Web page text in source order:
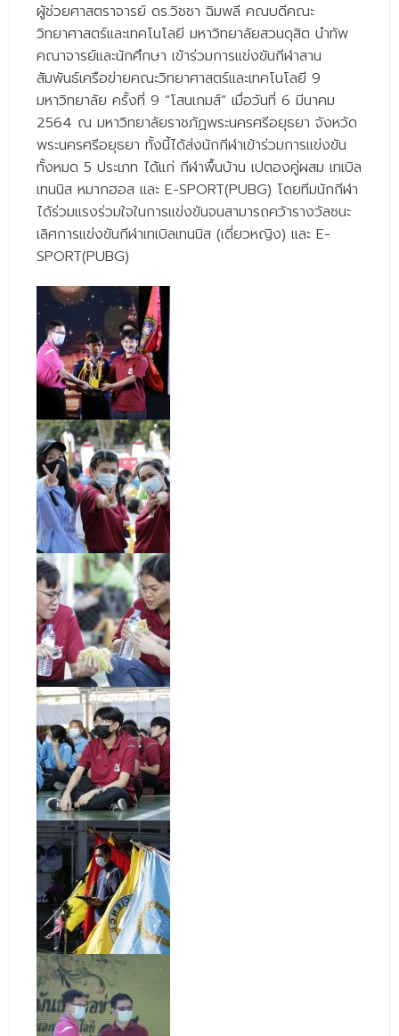
- ศึกษาศาสตรบัณฑิต
- - วิทยาศาสตร์ทั่วไป
- เทคโนโลยีบัณฑิต
- - เทคโนโลยีสารสนเทศ
ศูนย์บริการ
- ศูนย์เครื่องมือปฏิบัติการวิทยาศาสตร์
- ศูนย์สิ่งแวดล้อม
สหกิจศึกษา
ข่าว
- ข่าวประชาสัมพันธ์
- กิจกรรม
- ข่าวประชาสัมพันธ์ภายนอก
- ทุน/สมัครงาน/ศึกษาต่อ
วารสารคณะ
ผลงานคณะ
- ฐานข้อมูลงานวิจัย
- การจัดการความรู้ (KM Scitech)
- โครงการบริหารจัดการพื้นที่ 10 ไร่ ด้านหลังโรงสีข้าว
สวนดุสิต จังหวัดปราจีนบุรี
- โครงการส่งเสริมการปลูกกล้วยเล็บมือนางฯ
- ผลงาน/รางวัล
- SDU Zero Waste
- งานวิจัย/นวัตกรรม
ติดต่อเรา
ผู้ช่วยศาสตราจารย์ ดร.วิชชา ฉิมพลี คณบดีคณะ
วิทยาศาสตร์และเทคโนโลยี มหาวิทยาลัยสวนดุสิต นำทัพ
คณาจารย์และนักศึกษา เข้าร่วมการแข่งขันกีฬาสาน
สัมพันธ์เครือข่ายคณะวิทยาศาสตร์และเทคโนโลยี 9
มหาวิทยาลัย ครั้งที่ 9 “โสนเกมส์” เมื่อวันที่ 6 มีนาคม
2564 ณ มหาวิทยาลัยราชภัฏพระนครศรีอยุธยา จังหวัด
พระนครศรีอยุธยา ทั้งนี้ได้ส่งนักกีฬาเข้าร่วมการแข่งขัน
ทั้งหมด 5 ประเภท ได้แก่ กีฬาพื้นบ้าน เปตองคู่ผสม เทเบิล
เทนนิส หมากฮอส และ E-SPORT(PUBG) โดยทีมนักกีฬา
ได้ร่วมแรงร่วมใจในการแข่งขันจนสามารถคว้ารางวัลชนะ
เลิศการแข่งขันกีฬาเทเบิลเทนนิส (เดี่ยวหญิง) และ E-
SPORT(PUBG)